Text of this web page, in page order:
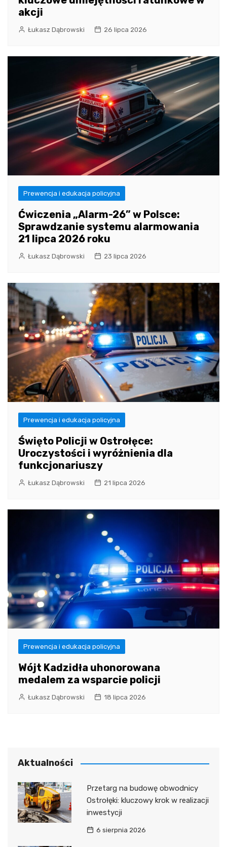
akcji
Łukasz Dąbrowski 26 lipca 2026
Prewencja i edukacja policyjna
Ćwiczenia „Alarm-26” w Polsce:
Sprawdzanie systemu alarmowania
21 lipca 2026 roku
Łukasz Dąbrowski 23 lipca 2026
Prewencja i edukacja policyjna
Święto Policji w Ostrołęce:
Uroczystości i wyróżnienia dla
funkcjonariuszy
Łukasz Dąbrowski 21 lipca 2026
Prewencja i edukacja policyjna
Wójt Kadzidła uhonorowana
medalem za wsparcie policji
Łukasz Dąbrowski 18 lipca 2026
Aktualności
Przetarg na budowę obwodnicy
Ostrołęki: kluczowy krok w realizacji
inwestycji
6 sierpnia 2026